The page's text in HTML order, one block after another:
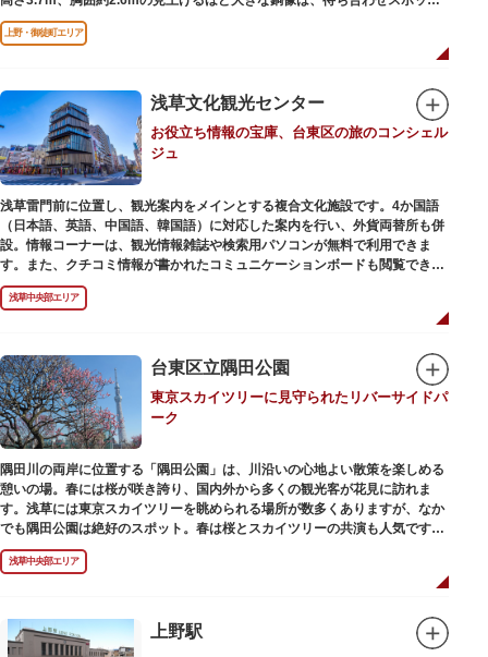
やフォトスポットとして親しまれています。彫刻家、高村光雲によって作ら
れた像は、愛犬のツンと一緒にうさぎ狩りに出かけているところだそう。
上野公園にお立ち寄りの際は、ぜひ「上野の西郷さん」と写真撮影を楽しん
上野・御徒町エリア
浅草文化観光センター
お役立ち情報の宝庫、台東区の旅のコンシェル
ジュ
浅草雷門前に位置し、観光案内をメインとする複合文化施設です。4か国語
（日本語、英語、中国語、韓国語）に対応した案内を行い、外貨両替所も併
設。情報コーナーは、観光情報雑誌や検索用パソコンが無料で利用できま
す。また、クチコミ情報が書かれたコミュニケーションボードも閲覧できる
ので、とっておきの旅のヒントを得られるかも。多目的スペースでは、映像
を活用し台東区のみどころやイベント、歴史、文化を紹介。通常、イスが配
仲見世や、隅田川や東京スカイツリーも一望できるビュースポットとなって
います。
浅草の街並みに溶け込む平屋を重ねたようなおしゃれな外観は、日本を代表
する建築家・隈研吾氏によるデザイン。木の温もりあふれる空間は、初めて
日本を訪れる海外ツーリストにも優しい印象を与えています。
浅草中央部エリア
台東区立隅田公園
東京スカイツリーに見守られたリバーサイドパ
ーク
隅田川の両岸に位置する「隅田公園」は、川沿いの心地よい散策を楽しめる
憩いの場。春には桜が咲き誇り、国内外から多くの観光客が花見に訪れま
す。浅草には東京スカイツリーを眺められる場所が数多くありますが、なか
でも隅田公園は絶好のスポット。春は桜とスカイツリーの共演も人気です。
川沿いにある「隅田公園オープンカフェ」は、店舗の一部を屋外にした開放
的なカフェ・レストラン。綺麗な景色を眺めながら、コーヒー片手にのんび
りと過ごしても良いですね。また、クジラの滑り台が目印の「遊具広場」は
身体を動かせます。
浅草中央部エリア
上野駅